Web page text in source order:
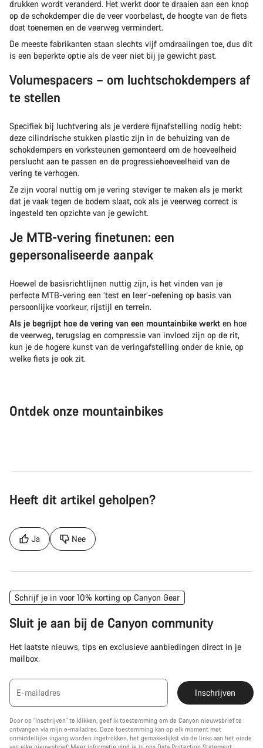
drukken wordt veranderd. Het werkt door te draaien aan een knop
op de schokdemper die de veer voorbelast, de hoogte van de fiets
doet toenemen en de veerweg vermindert.
De meeste fabrikanten staan slechts vijf omdraaiingen toe, dus dit
is een beperkte optie als de veer niet bij je gewicht past.
Volumespacers – om luchtschokdempers af
te stellen
Specifiek bij luchtvering als je verdere fijnafstelling nodig hebt:
deze cilindrische stukken plastic zijn in de behuizing van de
schokdempers en vorksteunen gemonteerd om de hoeveelheid
perslucht aan te passen en de progressiehoeveelheid van de
vering te verhogen.
Ze zijn vooral nuttig om je vering steviger te maken als je merkt
dat je vaak tegen de bodem slaat, ook als je veerweg correct is
ingesteld ten opzichte van je gewicht.
Je MTB-vering finetunen: een
gepersonaliseerde aanpak
Hoewel de basisrichtlijnen nuttig zijn, is het vinden van je
perfecte MTB-vering een ‘test en leer’-oefening op basis van
persoonlijke voorkeur, rijstijl en terrein.
Als je begrijpt hoe de vering van een mountainbike werkt en hoe
de veerweg, terugslag en compressie van invloed zijn op de rit,
kun je de hogere kunst van de veringafstelling onder de knie, op
welke fiets je ook zit.
Ontdek onze mountainbikes
Heeft dit artikel geholpen?
Ja Nee
Schrijf je in voor 10% korting op Canyon Gear
Sluit je aan bij de Canyon community
Het laatste nieuws, tips en exclusieve aanbiedingen direct in je
mailbox.
E-mailadres Inschrijven
Door op "Inschrijven" te klikken, geef ik toestemming om de Canyon nieuwsbrief te
ontvangen via mijn e-mailadres. Deze toestemming kan op elk moment met
onmiddellijke ingang worden ingetrokken, het gemakkelijkst via de links aan het einde